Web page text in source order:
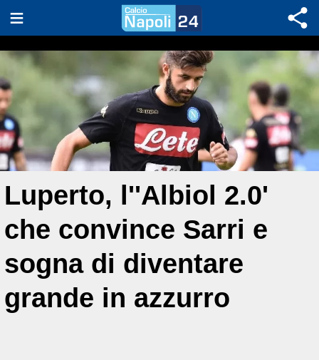
Luperto, l''Albiol 2.0'
che convince Sarri e
sogna di diventare
grande in azzurro